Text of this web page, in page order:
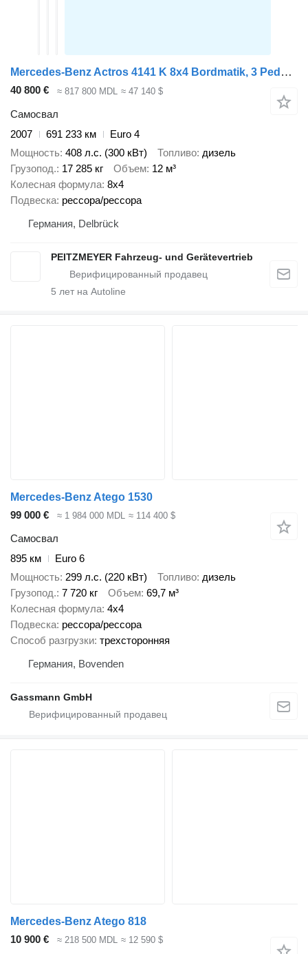
Mercedes-Benz Actros 4141 K 8x4 Bordmatik, 3 Pedale Meiller 3-Seitenkipper
40 800 € ≈ 817 800 MDL ≈ 47 140 $
Самосвал
2007
691 233 км
Euro 4
Мощность 408 л.с. (300 кВт) Топливо дизель
Грузопод. 17 285 кг Объем 12 м³
Колесная формула 8x4
Подвеска рессора/рессора
Германия, Delbrück
PEITZMEYER Fahrzeug- und Gerätevertrieb
5 лет на Autoline
Mercedes-Benz Atego 1530
99 000 €
≈ 1 984 000 MDL ≈ 114 400 $
Самосвал
895 км
Euro 6
Мощность 299 л.с. (220 кВт) Топливо дизель
Грузопод. 7 720 кг Объем 69,7 м³
Колесная формула 4x4
Подвеска рессора/рессора
Способ разгрузки трехсторонняя
Германия, Bovenden
Gassmann GmbH
Mercedes-Benz Atego 818
10 900 €
≈ 218 500 MDL ≈ 12 590 $